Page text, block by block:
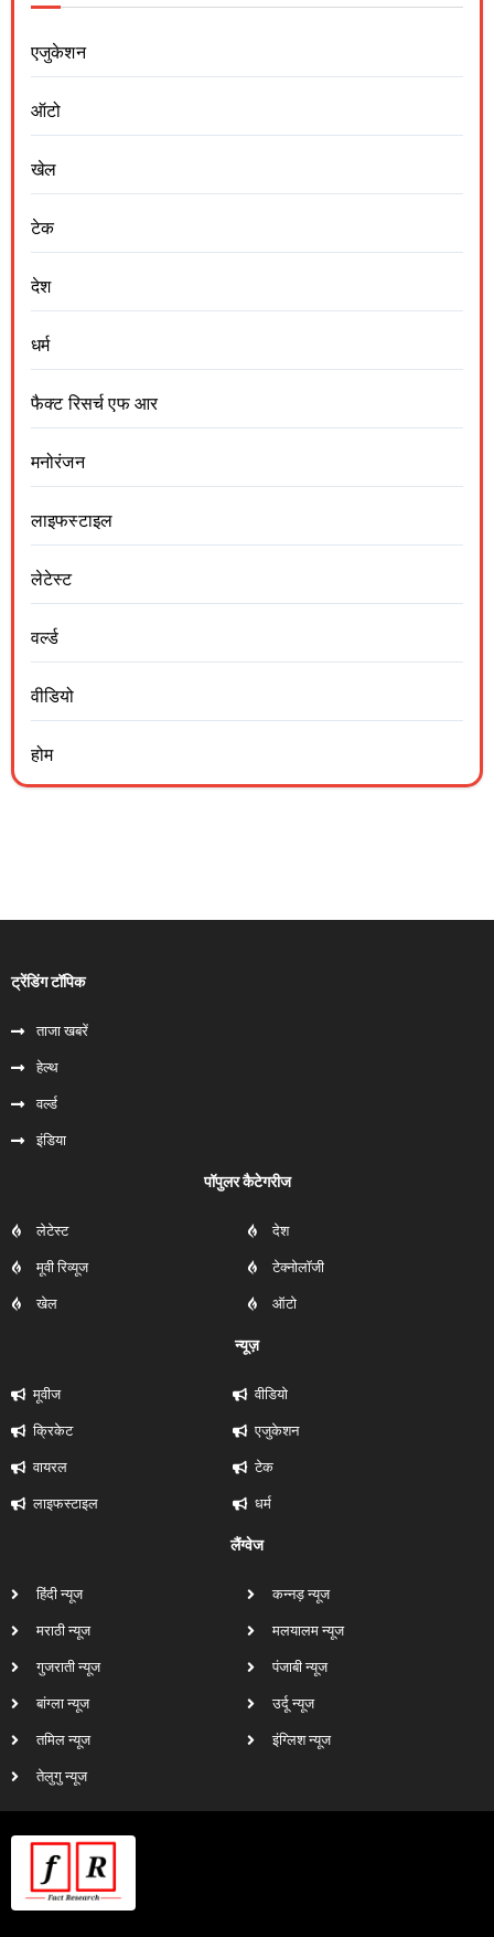
एजुकेशन
ऑटो
खेल
टेक
देश
धर्म
फैक्ट रिसर्च एफ आर
मनोरंजन
लाइफस्टाइल
लेटेस्ट
वर्ल्ड
वीडियो
होम
ट्रेंडिंग टॉपिक
ताजा खबरें
हेल्‍थ
वर्ल्ड
इंडिया
पॉपुलर कैटेगरीज
लेटेस्ट
मूवी रिव्यूज
खेल
देश
टेक्नोलॉजी
ऑटो
न्यूज़
मूवीज
क्रिकेट
वायरल
लाइफस्टाइल
वीडियो
एजुकेशन
टेक
धर्म
लैंग्वेज
हिंदी न्यूज
मराठी न्यूज
गुजराती न्यूज
बांग्ला न्यूज
तमिल न्यूज
तेलुगु न्यूज
कन्नड़ न्यूज
मलयालम न्यूज
पंजाबी न्यूज
उर्दू न्यूज
इंग्लिश न्यूज